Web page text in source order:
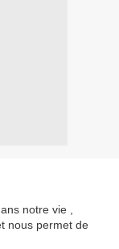
notre vie ,
nous permet de